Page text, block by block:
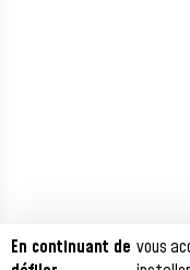
En continuant de vous